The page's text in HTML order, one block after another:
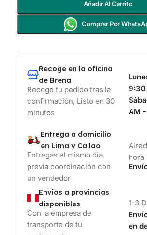
Añadir Al Carrito
Comprar Por
Recoge en la oficina
de Breña
Recoge tu pedido tras la
confirmación, Listo en 30
minutos
9:30
AM
Entrega a domicilio
en Lima y Callao
Entregas el mismo día,
previa coordinación con
un vendedor
hora
Envíos a provincias
disponibles
Con la empresa de
transporte de tu
1-3
en